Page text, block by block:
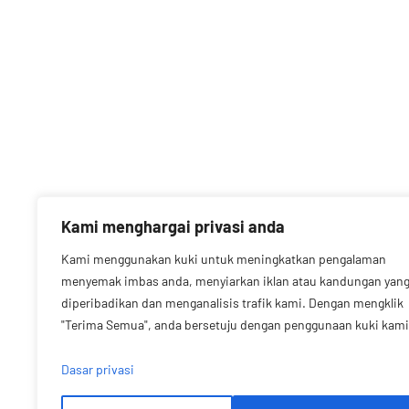
Kami menghargai privasi anda
Kami menggunakan kuki untuk meningkatkan pengalaman
menyemak imbas anda, menyiarkan iklan atau kandungan yang
diperibadikan dan menganalisis trafik kami. Dengan mengklik
"Terima Semua", anda bersetuju dengan penggunaan kuki
Dasar privasi